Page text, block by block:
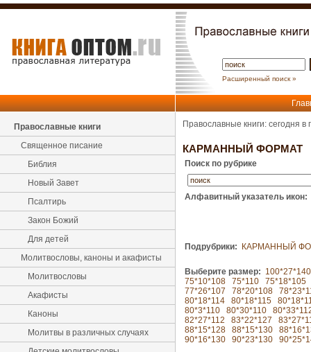
Расширенный поиск »
Православные книги
Священное писание
Библия
Новый Завет
Псалтирь
Закон Божий
Для детей
Молитвословы, каноны и акафисты
Молитвословы
Акафисты
Каноны
Молитвы в различных случаях
Православные книги: сегодня
КАРМАННЫЙ ФОРМАТ
Поиск по рубрике
Алфавитный указатель икон:
Подрубрики: КАРМАННЫЙ
Выберите размер: 100*27*140
75*10*108
75*110
75*18*105
77*26*107
78*20*108
80*18*114
80*18*115
80*3*110
80*30*110
82*27*112
83*22*127
88*15*128
88*15*130
90*16*130
90*23*130